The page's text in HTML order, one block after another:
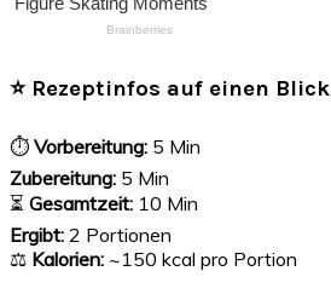
⭐ Rezeptinfos auf einen Blick
⏱ Vorbereitung: 5 Min
Zubereitung: 5 Min
⏳ Gesamtzeit: 10 Min
Ergibt: 2 Portionen
⚖️ Kalorien: ~150 kcal pro Portion